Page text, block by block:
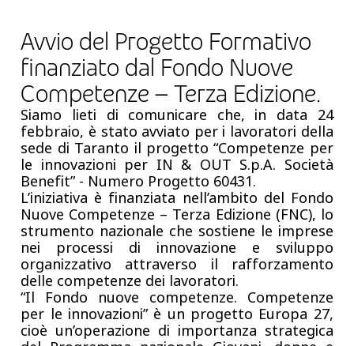
Avvio del Progetto Formativo
finanziato dal Fondo Nuove
Competenze – Terza Edizione.
Siamo lieti di comunicare che, in data 24
febbraio, è stato avviato per i lavoratori della
sede di Taranto il progetto “Competenze per
le innovazioni per IN & OUT S.p.A. Società
Benefit” - Numero Progetto 60431.
L’iniziativa è finanziata nell’ambito del Fondo
Nuove Competenze – Terza Edizione (FNC), lo
strumento nazionale che sostiene le imprese
nei processi di innovazione e sviluppo
organizzativo attraverso il rafforzamento
delle competenze dei lavoratori.
“Il Fondo nuove competenze. Competenze
per le innovazioni” è un progetto Europa 27,
cioè un’operazione di importanza strategica